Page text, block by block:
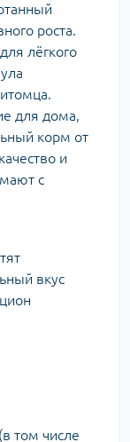
роста.
лёгкого
для дома,
корм от
и
с
вкус
том числе